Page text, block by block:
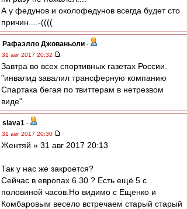
А у федунов и околофедунов всегда будет сто
причин....-((((
Рафаэлло Джованьоли -
31 авг 2017 20:32
Завтра во всех спортивных газетах России.
"инвалид завалил трансферную компанию
Спартака бегая по твиттерам в нетрезвом
виде"
slava1 -
31 авг 2017 20:30
Жентяй » 31 авг 2017 20:13
Так у нас же закроется?
Сейчас в европах 6.30 ? Есть ещё 5 с
половиной часов.Но видимо с Ещенко и
Комбаровым весело встречаем старый старый